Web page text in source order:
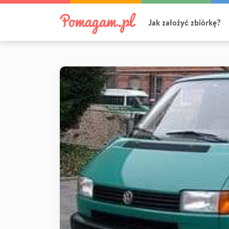
Jak założyć zbiórkę?